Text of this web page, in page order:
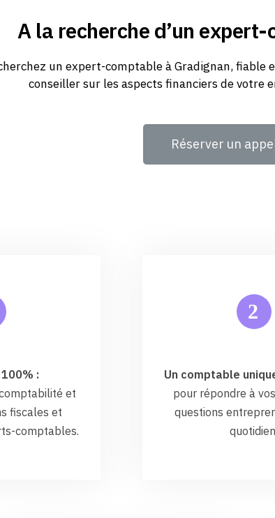
A la recherche d’un
un expert-comptable à Gradignan,
conseiller sur les aspects financiers de votre
Réserver un
:
et
fiscales et
comptables.
2
Un comptable
pour répondre à
questions